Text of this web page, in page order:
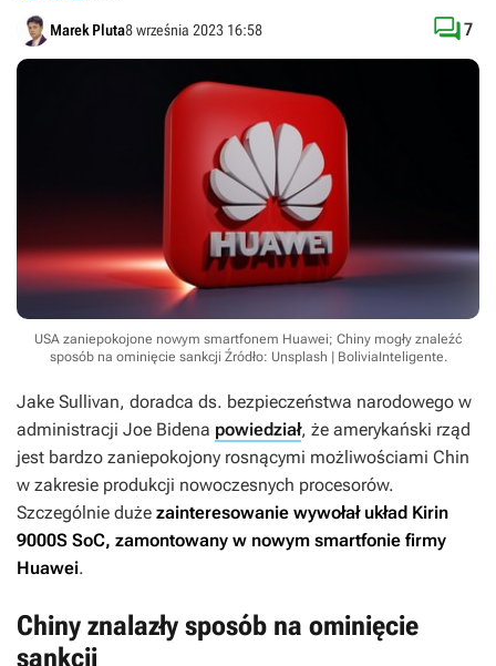
Marek Pluta8 września 2023 16:58 7
USA zaniepokojone nowym smartfonem Huawei; Chiny mogły znaleźć
sposób na ominięcie sankcji Źródło: Unsplash | BoliviaInteligente.
Jake Sullivan, doradca ds. bezpieczeństwa narodowego w
administracji Joe Bidena powiedział, że amerykański rząd
jest bardzo zaniepokojony rosnącymi możliwościami Chin
w zakresie produkcji nowoczesnych procesorów.
Szczególnie duże zainteresowanie wywołał układ Kirin
9000S SoC, zamontowany w nowym smartfonie firmy
Huawei.
Chiny znalazły sposób na ominięcie
sankcji